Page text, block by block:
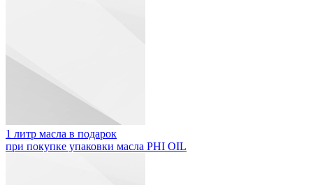
1 литр масла в подарок
при покупке упаковки масла PHI OIL